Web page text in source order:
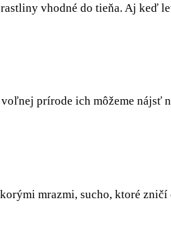
vhodné do tieňa. Aj keď
prírode ich môžeme nájsť
mrazmi, sucho, ktoré